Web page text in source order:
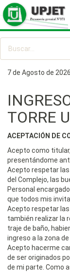
7 de Agosto
TORRE
ACEPTACIÓN DE
Acepto como
presentándome
Acepto respetar
del Complejo, las
Personal
que todos mis
Acepto respetar
también realizar la
traje de baño,
ingreso a la zona de
Acepto hacerme
de ser originados
de mi parte. Como